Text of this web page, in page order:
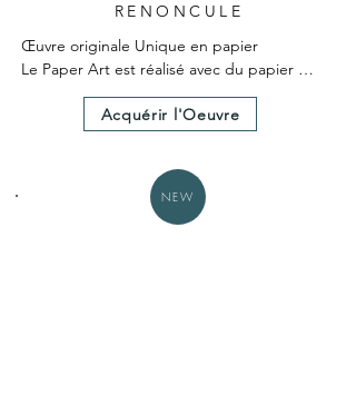
RENONCULE
Œuvre originale Unique en papier
Le Paper Art est réalisé avec du papier
teinté dans la masse
Le Paper Art a nécessité 25 heures environ
Acquérir l'Oeuvre
NEW